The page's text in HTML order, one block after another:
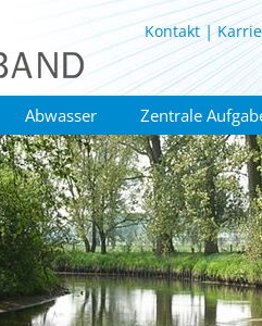
Kontakt
Abwasser Zentrale